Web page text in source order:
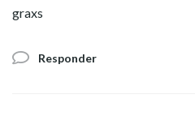
graxs
Responder